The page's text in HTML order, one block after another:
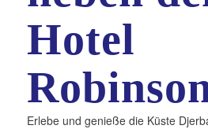
Hotel
Erlebe und genieße die Küste